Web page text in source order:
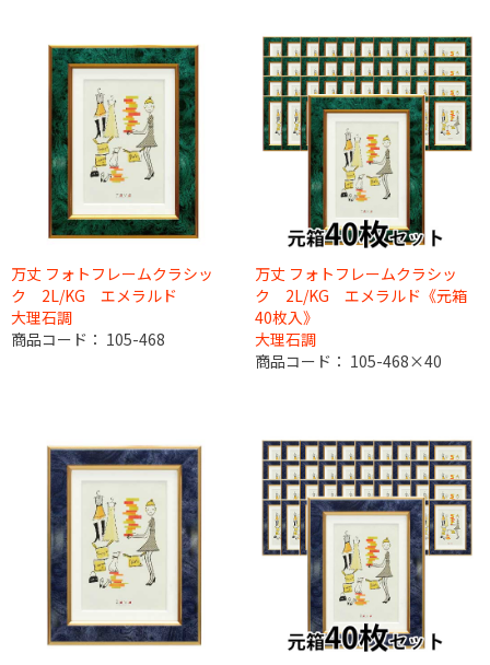
万丈 フォトフレームクラシッ
ク 2L/KG エメラルド
大理石調
商品コード： 105-468
万丈 フォトフレームクラシッ
ク 2L/KG エメラルド《元箱
40枚入》
大理石調
商品コード： 105-468×40